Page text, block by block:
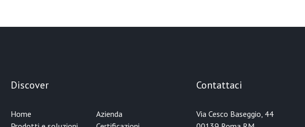
Discover
Home
Azienda
Contattaci
Via Cesco Baseggio, 44